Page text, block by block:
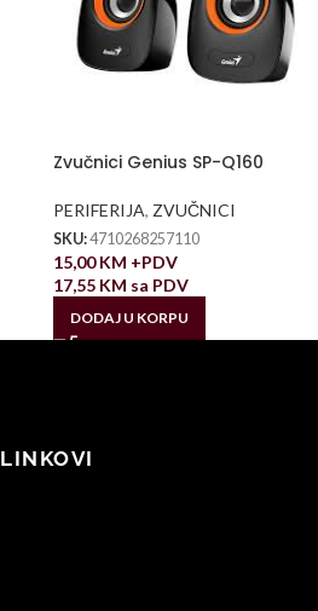
Zvučnici Genius SP-Q160
PERIFERIJA, ZVUČNICI
SKU:4710268257110
15,00KM +PDV
17,55 KM sa PDV
DODAJ U KORPU
LINKOVI